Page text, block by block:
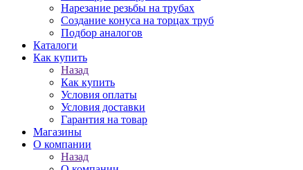
Нарезание резьбы на трубах
Создание конуса на торцах труб
Подбор аналогов
Каталоги
Как купить
Назад
Как купить
Условия оплаты
Условия доставки
Гарантия на товар
Магазины
О компании
Назад